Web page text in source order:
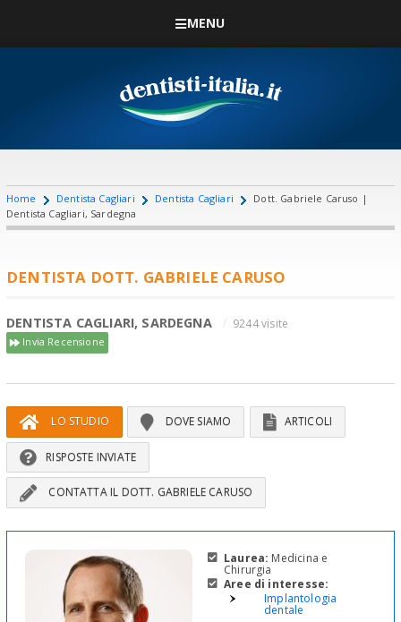
MENU
Home Dentista Cagliari Dentista Cagliari
Dott. Gabriele Caruso |
Dentista Cagliari, Sardegna
DENTISTA DOTT. GABRIELE CARUSO
DENTISTA CAGLIARI, SARDEGNA 9244 visite
Invia Recensione
LO STUDIO DOVE SIAMO ARTICOLI
RISPOSTE INVIATE
CONTATTA IL DOTT. GABRIELE CARUSO
Laurea: Medicina e
Chirurgia
Aree di interesse:
Implantologia
dentale